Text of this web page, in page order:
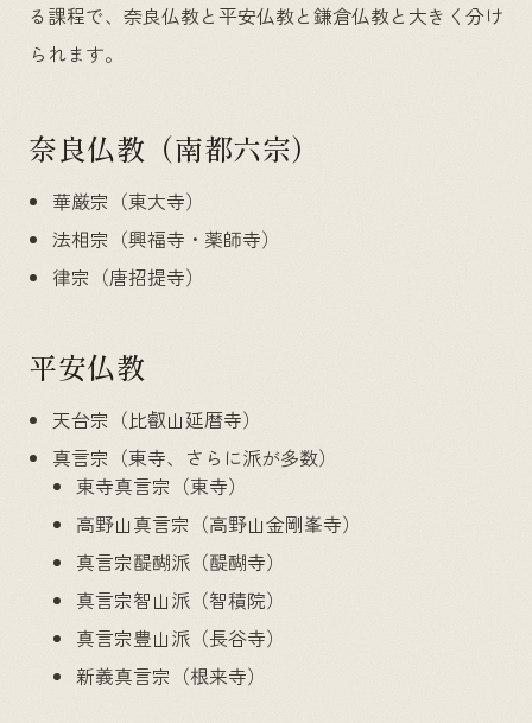
る課程で、奈良仏教と平安仏教と鎌倉仏教と大きく分け
られます。
奈良仏教（南都六宗）
華厳宗（東大寺）
法相宗（興福寺・薬師寺）
律宗（唐招提寺）
平安仏教
天台宗（比叡山延暦寺）
真言宗（東寺、さらに派が多数）
東寺真言宗（東寺）
高野山真言宗（高野山金剛峯寺）
真言宗醍醐派（醍醐寺）
真言宗智山派（智積院）
真言宗豊山派（長谷寺）
新義真言宗（根来寺）